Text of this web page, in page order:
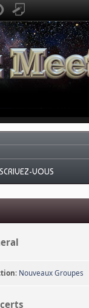
VOUS
: Nouveaux Groupes